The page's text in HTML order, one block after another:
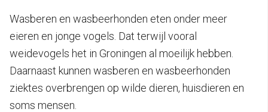
Wasberen en wasbeerhonden eten onder meer
eieren en jonge vogels. Dat terwijl vooral
weidevogels het in Groningen al moeilijk hebben.
Daarnaast kunnen wasberen en wasbeerhonden
ziektes overbrengen op wilde dieren, huisdieren en
soms mensen.